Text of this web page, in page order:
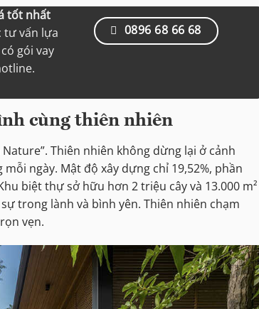
tốt nhất
tư vấn lựa
gói vay
0896 68 66 68
cùng thiên nhiên
Thiên nhiên không dừng lại ở cảnh
ngày. Mật độ xây dựng chỉ 19,52%, phần
biệt thự sở hữu hơn 2 triệu cây và 13.000 m²
trong lành và bình yên. Thiên nhiên chạm
vẹn.